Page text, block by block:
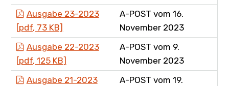
Ausgabe 23-2023
[pdf, 73 KB]
A-POST vom 16.
November 2023
Ausgabe 22-2023
[pdf, 125 KB]
A-POST vom 9.
November 2023
Ausgabe 21-2023
A-POST vom 19.